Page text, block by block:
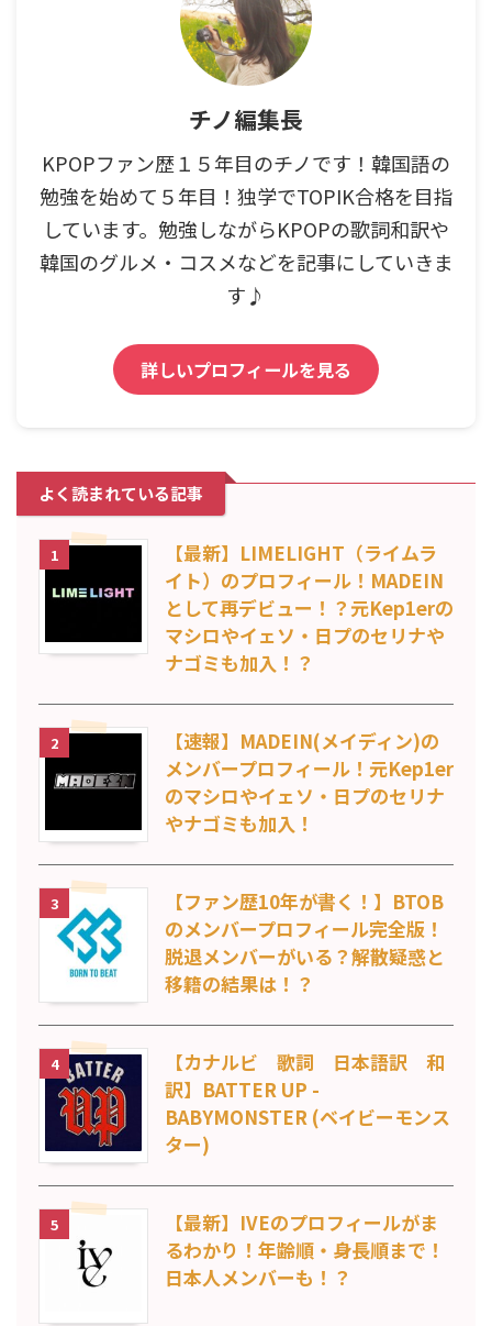
チノ編集長
KPOPファン歴１５年目のチノです！韓国語の
勉強を始めて５年目！独学でTOPIK合格を目指
しています。勉強しながらKPOPの歌詞和訳や
韓国のグルメ・コスメなどを記事にしていきま
す♪
詳しいプロフィールを見る
よく読まれている記事
1
【最新】LIMELIGHT（ライムラ
イト）のプロフィール！MADEIN
として再デビュー！？元Kep1erの
マシロやイェソ・日プのセリナや
ナゴミも加入！？
2
【速報】MADEIN(メイディン)の
メンバープロフィール！元Kep1er
のマシロやイェソ・日プのセリナ
やナゴミも加入！
3
【ファン歴10年が書く！】BTOB
のメンバープロフィール完全版！
脱退メンバーがいる？解散疑惑と
移籍の結果は！？
4
【カナルビ 歌詞 日本語訳 和
訳】BATTER UP -
BABYMONSTER (ベイビーモンス
ター)
5
【最新】IVEのプロフィールがま
るわかり！年齢順・身長順まで！
日本人メンバーも！？